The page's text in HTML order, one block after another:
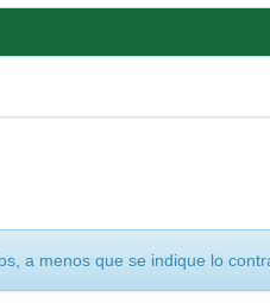
a menos que se indique lo